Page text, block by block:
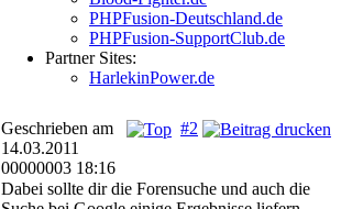
PHPFusion-Deutschland.de
PHPFusion-SupportClub.de
Partner Sites:
HarlekinPower.de
#2
Geschrieben am
14.03.2011
00000003 18:16
Dabei sollte dir die Forensuche und auch die